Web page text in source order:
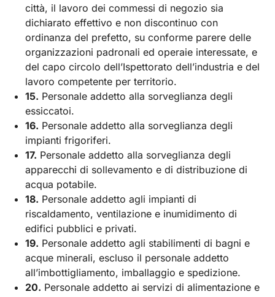
città, il lavoro dei commessi di negozio sia
dichiarato effettivo e non discontinuo con
ordinanza del prefetto, su conforme parere delle
organizzazioni padronali ed operaie interessate, e
del capo circolo dell’Ispettorato dell’industria e del
lavoro competente per territorio.
15. Personale addetto alla sorveglianza degli
essiccatoi.
16. Personale addetto alla sorveglianza degli
impianti frigoriferi.
17. Personale addetto alla sorveglianza degli
apparecchi di sollevamento e di distribuzione di
acqua potabile.
18. Personale addetto agli impianti di
riscaldamento, ventilazione e inumidimento di
edifici pubblici e privati.
19. Personale addetto agli stabilimenti di bagni e
acque minerali, escluso il personale addetto
all’imbottigliamento, imballaggio e spedizione.
20. Personale addetto ai servizi di alimentazione e